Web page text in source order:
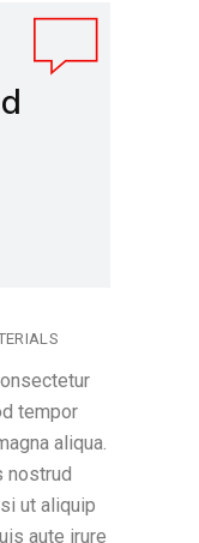
tempor
aliqua.
nostrud
ut aliquip
aute irure